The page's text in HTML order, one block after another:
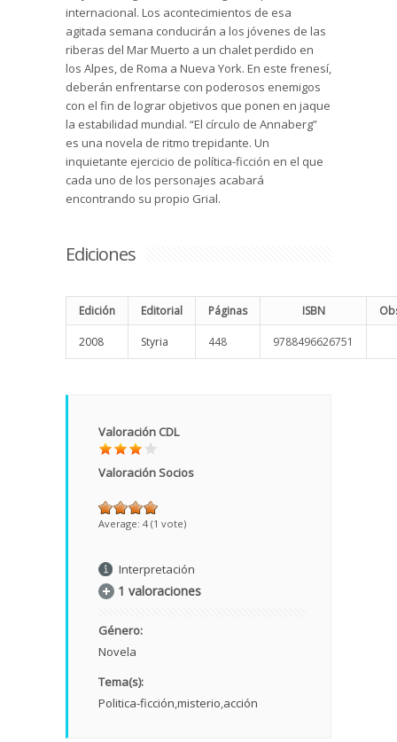
internacional. Los acontecimientos de esa
agitada semana conducirán a los jóvenes de las
riberas del Mar Muerto a un chalet perdido en
los Alpes, de Roma a Nueva York. En este frenesí,
deberán enfrentarse con poderosos enemigos
con el fin de lograr objetivos que ponen en jaque
la estabilidad mundial. “El círculo de Annaberg”
es una novela de ritmo trepidante. Un
inquietante ejercicio de política-ficción en el que
cada uno de los personajes acabará
encontrando su propio Grial.
Ediciones
Edición Editorial Páginas ISBN
2008 Styria 448 9788496626751
Valoración CDL
Valoración Socios
Average: 4 (1 vote)
Interpretación
1 valoraciones
Género:
Novela
Tema(s):
Politica-ficción misterio acción